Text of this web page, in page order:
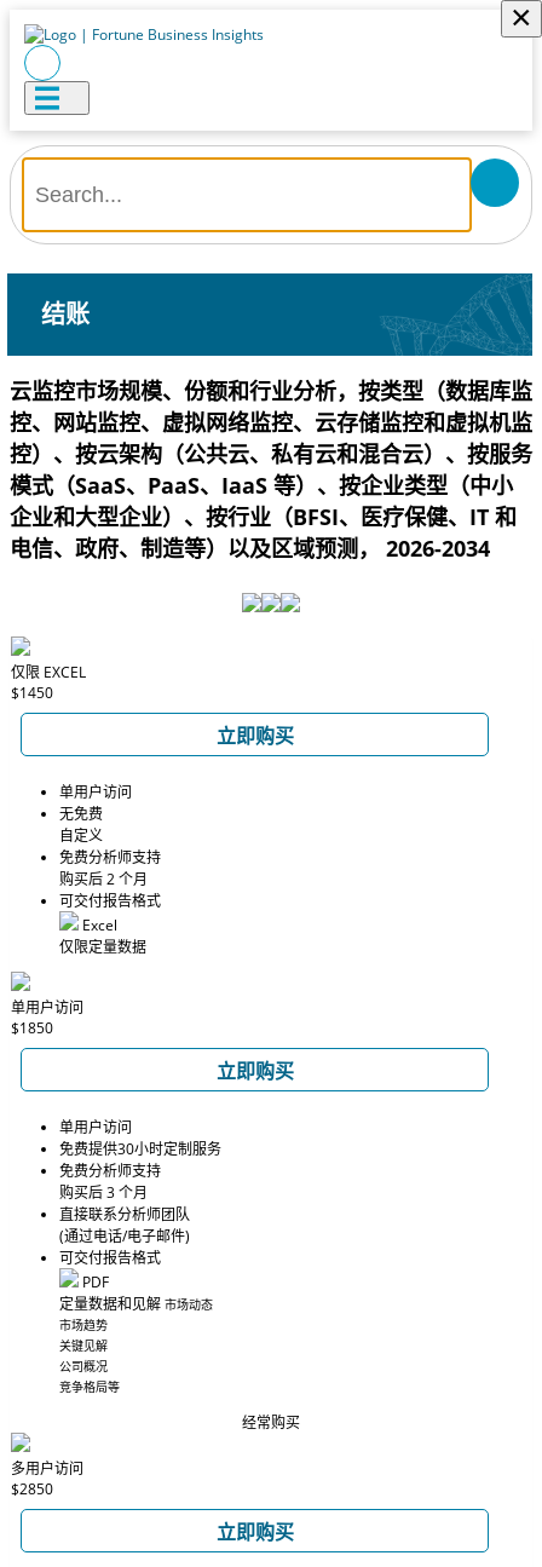
×
结账
云监控市场规模、份额和行业分析，按类型（数据库监
控、网站监控、虚拟网络监控、云存储监控和虚拟机监
控）、按云架构（公共云、私有云和混合云）、按服务
模式（SaaS、PaaS、IaaS 等）、按企业类型（中小
企业和大型企业）、按行业（BFSI、医疗保健、IT 和
电信、政府、制造等）以及区域预测， 2026-2034
仅限 EXCEL
$1450
立即购买
单用户访问
无免费
自定义
免费分析师支持
购买后 2 个月
可交付报告格式
Excel
仅限定量数据
单用户访问
$1850
立即购买
单用户访问
免费提供30小时定制服务
免费分析师支持
购买后 3 个月
直接联系分析师团队
(通过电话/电子邮件)
可交付报告格式
PDF
定量数据和见解 市场动态
市场趋势
关键见解
公司概况
竞争格局等
经常购买
多用户访问
$2850
立即购买